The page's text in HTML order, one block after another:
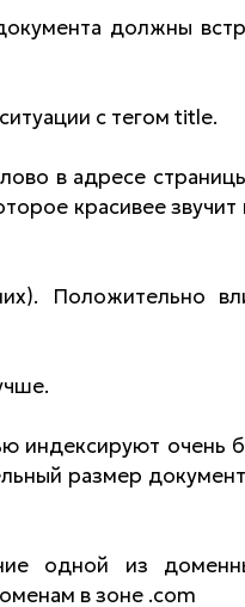
должны
с тегом title.
в адресе
красивее
Положительно
индексируют очень
размер
одной из
в зоне .com